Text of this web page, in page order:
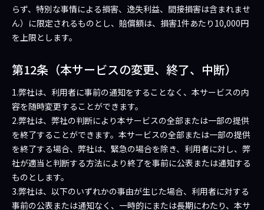
らず、特別な事情による損害、逸失利益、間接損害は含まれませ
ん）に限定されるものとし、賠償額は、損害1件あたり10,000円
を上限とします。
第12条（本サービスの変更、終了、中断）
1.弊社は、利用者に事前の通知をすることなく、本サービスの内
容を随時変更することができます。
2.弊社は、弊社の判断により本サービスの全部または一部の提供
を終了することができます。本サービスの全部または一部の提供
を終了する場合、弊社は、緊急の場合を除き、利用者に対し、弊
社が適当と判断する方法により終了を事前に公表または通知する
ものとします。
3.弊社は、以下のいずれかの事由が生じた場合、利用者に対する
事前の公表または通知なく、一時的にまたは長期にわたり、本サ